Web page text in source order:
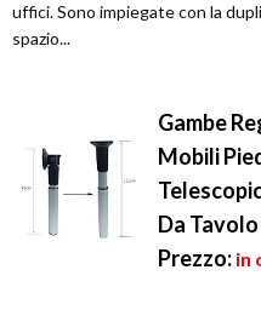
uffici. Sono impiegate con la
spazio...
Gambe
Mobili
Da
Prezzo: in